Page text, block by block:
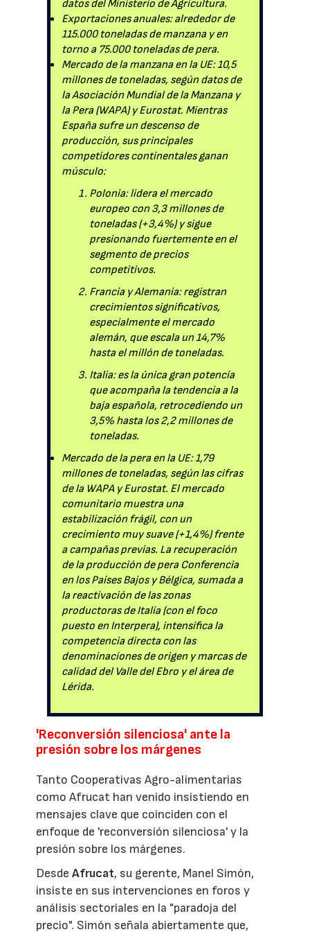
datos del Ministerio de Agricultura.
Exportaciones anuales: alrededor de
115.000 toneladas de manzana y en
torno a 75.000 toneladas de pera.
Mercado de la manzana en la UE: 10,5
millones de toneladas, según datos de
la Asociación Mundial de la Manzana y
la Pera (WAPA) y Eurostat. Mientras
España sufre un descenso de
producción, sus principales
competidores continentales ganan
músculo:
Polonia: lidera el mercado
europeo con 3,3 millones de
toneladas (+3,4%) y sigue
presionando fuertemente en el
segmento de precios
competitivos.
Francia y Alemania: registran
crecimientos significativos,
especialmente el mercado
alemán, que escala un 14,7%
hasta el millón de toneladas.
Italia: es la única gran potencia
que acompaña la tendencia a la
baja española, retrocediendo un
3,5% hasta los 2,2 millones de
toneladas.
Mercado de la pera en la UE: 1,79
millones de toneladas, según las cifras
de la WAPA y Eurostat. El mercado
comunitario muestra una
estabilización frágil, con un
crecimiento muy suave (+1,4%) frente
a campañas previas. La recuperación
de la producción de pera Conferencia
en los Países Bajos y Bélgica, sumada a
la reactivación de las zonas
productoras de Italia (con el foco
puesto en Interpera), intensifica la
competencia directa con las
denominaciones de origen y marcas de
calidad del Valle del Ebro y el área de
Lérida.
'Reconversión silenciosa' ante la
presión sobre los márgenes
Tanto Cooperativas Agro-alimentarias
como Afrucat han venido insistiendo en
mensajes clave que coinciden con el
enfoque de 'reconversión silenciosa' y la
presión sobre los márgenes.
DesdeAfrucat, su gerente, Manel Simón,
insiste en sus intervenciones en foros y
análisis sectoriales en la "paradoja del
precio". Simón señala abiertamente que,